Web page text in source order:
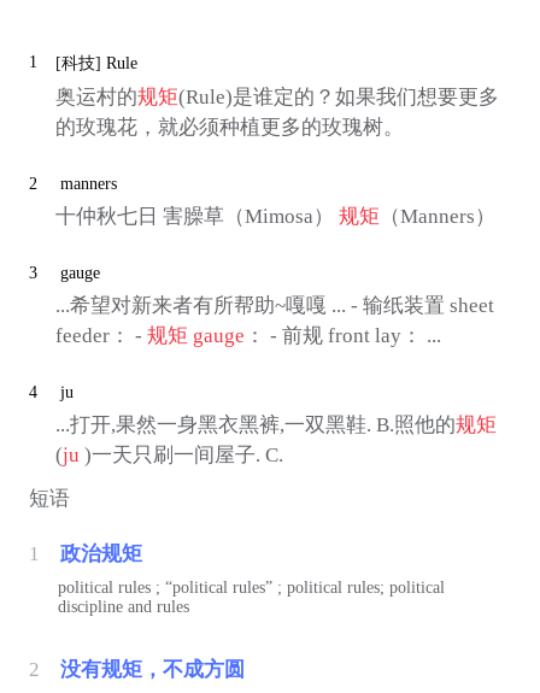
1 [科技] Rule
奥运村的规矩(Rule)是谁定的？如果我们想要更多
的玫瑰花，就必须种植更多的玫瑰树。
2 manners
十仲秋七日 害臊草（Mimosa） 规矩 （Manners）
3 gauge
...希望对新来者有所帮助~嘎嘎 ... - 输纸装置 sheet
feeder： - 规矩 gauge ： - 前规 front lay： ...
4 ju
...打开,果然一身黑衣黑裤,一双黑鞋. B.照他的规矩
(ju )一天只刷一间屋子. C.
短语
1 政治规矩
political rules ; “political rules” ; political rules; political
discipline and rules
2 没有规矩，不成方圆